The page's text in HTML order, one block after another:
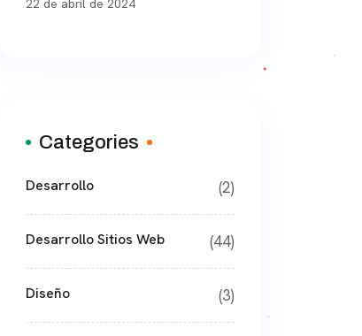
22 de abril de 2024
Categories
Desarrollo (2)
Desarrollo Sitios Web (44)
Diseño (3)